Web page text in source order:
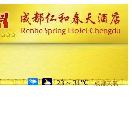
23 ~ 31℃ 成都天氣